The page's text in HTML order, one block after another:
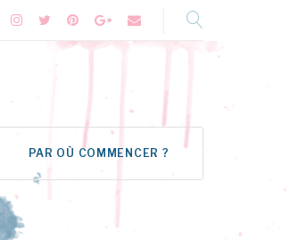
Instagram
TwitterPinterest
Google+Formulaire
PAR OÙ COMMENCER ?